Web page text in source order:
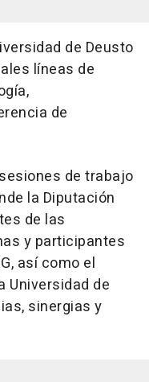
de Deusto
líneas de
de
de trabajo
la Diputación
de las
y participantes
así como el
Universidad de
sinergias y